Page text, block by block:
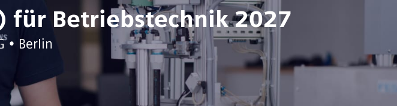
Betriebstechnik 2027
• Berlin